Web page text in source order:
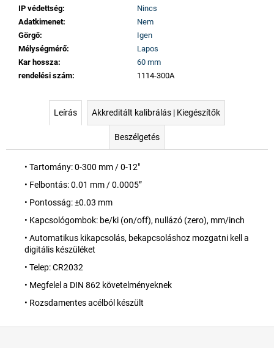
IP védettség:
Nincs
Adatkimenet:
Nem
Görgő:
Igen
Mélységmérő:
Lapos
Kar hossza:
60 mm
rendelési szám: 1114-300A
Leírás Akkreditált kalibrálás | Kiegészítők
Beszélgetés
• Tartomány: 0-300 mm / 0-12"
• Felbontás: 0.01 mm / 0.0005”
• Pontosság: ±0.03 mm
• Kapcsológombok: be/ki (on/off), nullázó (zero), mm/inch
• Automatikus kikapcsolás, bekapcsoláshoz mozgatni kell a
digitális készüléket
• Telep: CR2032
• Megfelel a DIN 862 követelményeknek
• Rozsdamentes acélból készült